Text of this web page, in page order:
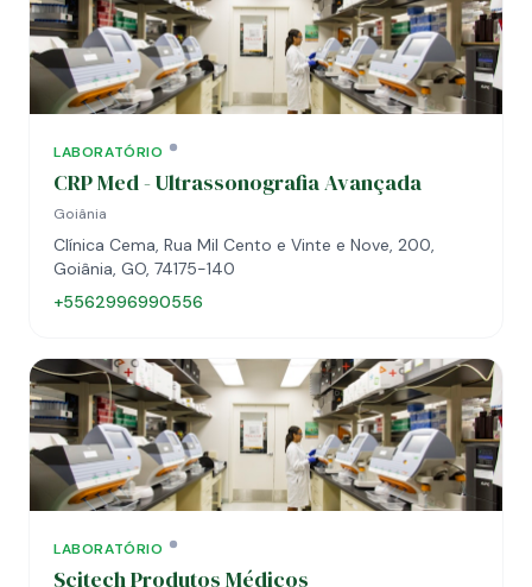
LABORATÓRIO
CRP Med - Ultrassonografia Avançada
Goiânia
Clínica Cema, Rua Mil Cento e Vinte e Nove, 200,
Goiânia, GO, 74175-140
+5562996990556
LABORATÓRIO
Scitech Produtos Médicos